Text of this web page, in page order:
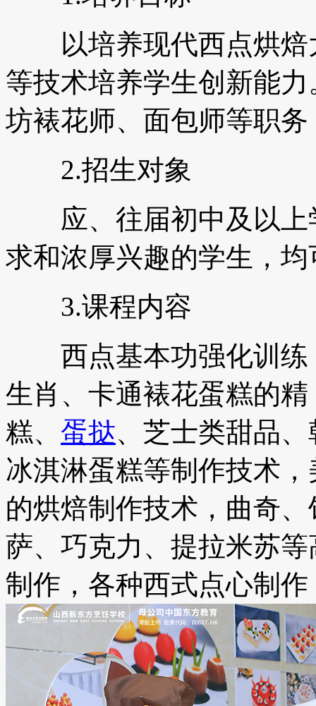
以培养现代西点烘焙
等技术培养学生创新能
坊裱花师、面包师等职
2.招生对象
应、往届初中及以上
求和浓厚兴趣的学生，
3.课程内容
西点基本功强化训练
生肖、卡通裱花蛋糕的
糕、 蛋挞、芝士类甜品
冰淇淋蛋糕等制作技术
的烘焙制作技术，曲奇
萨、巧克力、提拉米苏
制作，各种西式点心制